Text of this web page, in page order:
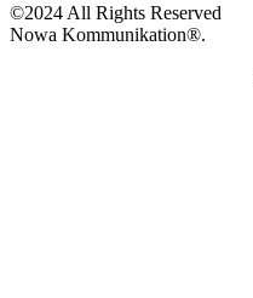
©2024 All Rights Reserved
Nowa Kommunikation®.